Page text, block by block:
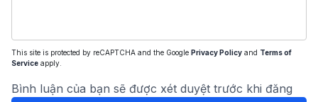
This site is protected by reCAPTCHA and the Google Privacy Policy and Terms of
Service apply.
Bình luận của bạn sẽ được xét duyệt trước khi đăng